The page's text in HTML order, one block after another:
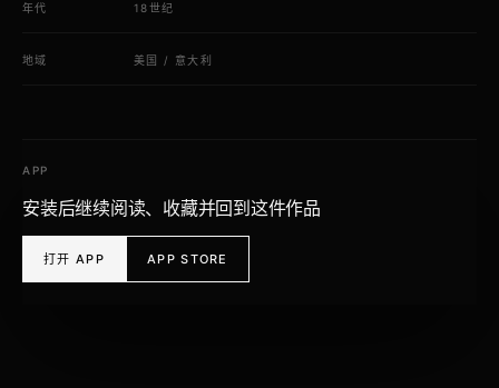
年代 18世纪
地域 美国 / 意大利
APP
安装后继续阅读、收藏并回到这件作品
打开 APP APP STORE